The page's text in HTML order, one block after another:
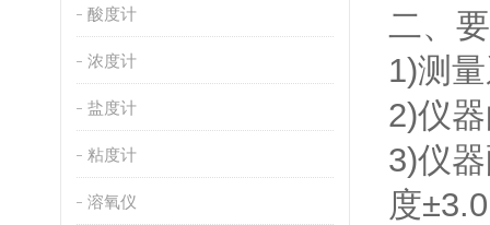
酸度计
浓度计
盐度计
粘度计
溶氧仪
二、
1)测
2)仪
3)仪
度